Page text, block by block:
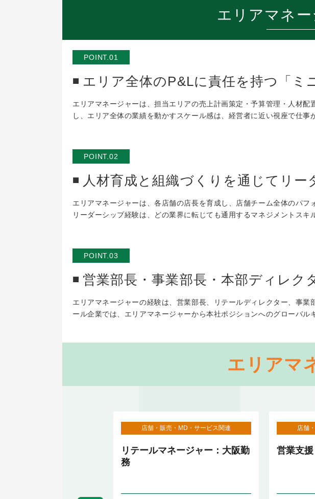
エリアマネ
POINT.01
エリア全体のP&Lに責任を持つ「ミ
エリアマネージャーは、担当エリアの売上計画策定・予算管理・人材
し、エリア全体の業績を動かすスケール感は、経営者に近い視座で仕事
POINT.02
人材育成と組織づくりを通じてリー
エリアマネージャーは、各店舗の店長を育成し、店舗チーム全体のパ
リーダーシップ経験は、どの業界に転じても通用するマネジメントスキ
POINT.03
営業部長・事業部長・本部ディレク
エリアマネージャーの経験は、営業部長、リテールディレクター、事
ール企業では、エリアマネージャーから本社ポジションへのグローバル
エリアマ
店舗・販売・MD・サービス関連
リテールマネージャー：大阪勤
務
店舗
営業支